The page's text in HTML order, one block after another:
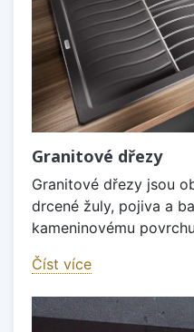
Granitové dřezy
Granitové dřezy jsou
drcené žuly, pojiva a
kameninovému
Číst více